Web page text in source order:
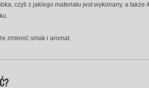
czyli z jakiego materiału jest wykonany, a także
zmienić smak i aromat.